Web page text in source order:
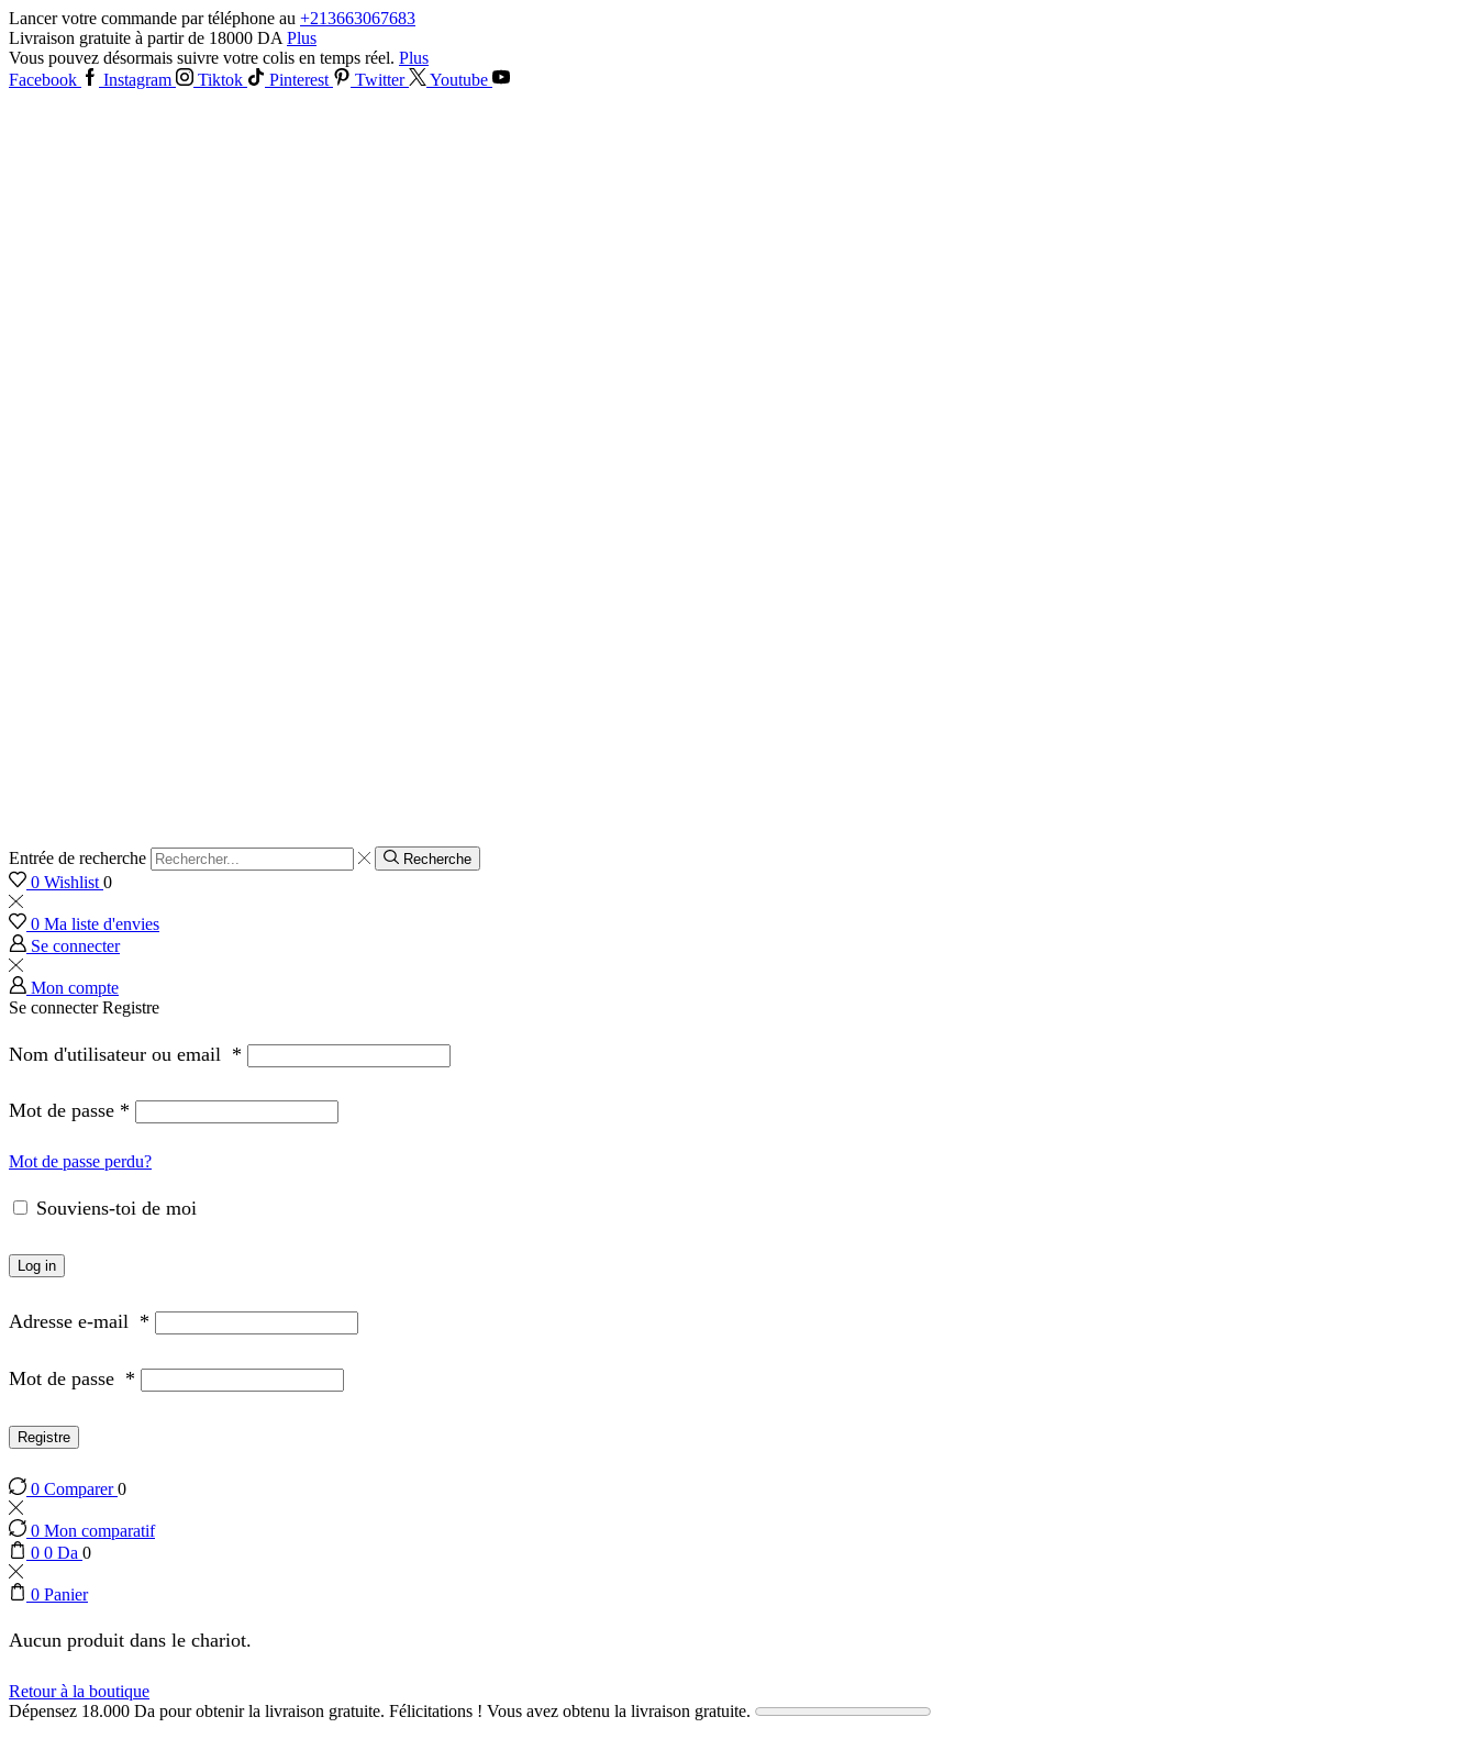
Lancer votre commande par téléphone au +213663067683
Livraison gratuite à partir de 18000 DA Plus
Vous pouvez désormais suivre votre colis en temps réel. Plus
Facebook
Instagram Tiktok Pinterest Twitter Youtube
Entrée de recherche Recherche
0 Wishlist 0
0 Ma liste d'envies
Se connecter
Mon compte
Se connecterRegistre
Nom d'utilisateur ou email *
Mot de passe *
Mot de passe perdu?
Souviens-toi de moi
Log in
Adresse e-mail *
Mot de passe *
Registre
0 Comparer0
0 Mon comparatif
0 0 Da 0
0 Panier
Aucun produit dans le chariot.
Retour à la boutique
Dépensez 18.000 Da pour obtenir la livraison gratuite. Félicitations ! Vous avez obtenu la livraison gratuite.